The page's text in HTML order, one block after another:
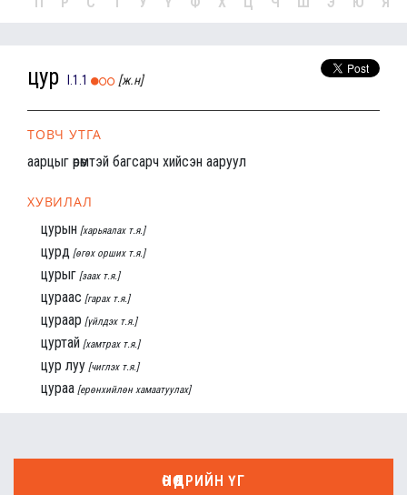
цур I.1.1 [ж.н]
ТОВЧ УТГА
аарцыг өрөмтэй багсарч хийсэн ааруул
ХУВИЛАЛ
цурын [харьяалах т.я.]
цурд [өгөх орших т.я.]
цурыг [заах т.я.]
цураас [гарах т.я.]
цураар [үйлдэх т.я.]
цуртай [хамтрах т.я.]
цур луу [чиглэх т.я.]
цураа [ерөнхийлөн хамаатуулах]
ӨНӨӨДРИЙН ҮГ